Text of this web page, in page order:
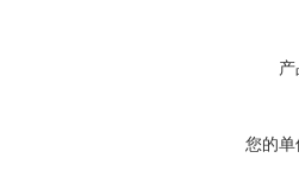
您的单